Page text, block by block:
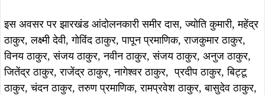
इस अवसर पर झारखंड आंदोलनकारी समीर दास, ज्योति कुमारी, महेंद्र
ठाकुर, लक्ष्मी देवी, गोविंद ठाकुर, पापून प्रमाणिक, राजकुमार ठाकुर,
विनय ठाकुर, संजय ठाकुर, नवीन ठाकुर, संजय ठाकुर, अनुज ठाकुर,
जितेंद्र ठाकुर, राजेंद्र ठाकुर, नागेश्वर ठाकुर, प्रदीप ठाकुर, बिट्टू
ठाकुर, चंदन ठाकुर, तरुण प्रमाणिक, रामप्रवेश ठाकुर, बासुदेव ठाकुर,